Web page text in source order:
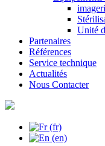
Unité
Partenaires
Références
Service technique
Actualités
Nous Contacter